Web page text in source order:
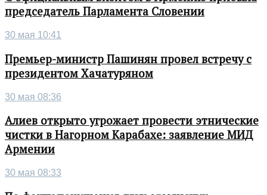
председатель Парламента Словении
30 мая 10:41
Премьер-министр Пашинян провел встречу с
президентом Хачатуряном
30 мая 08:36
Алиев открыто угрожает провести этнические
чистки в Нагорном Карабахе: заявление МИД
Армении
30 мая 08:33